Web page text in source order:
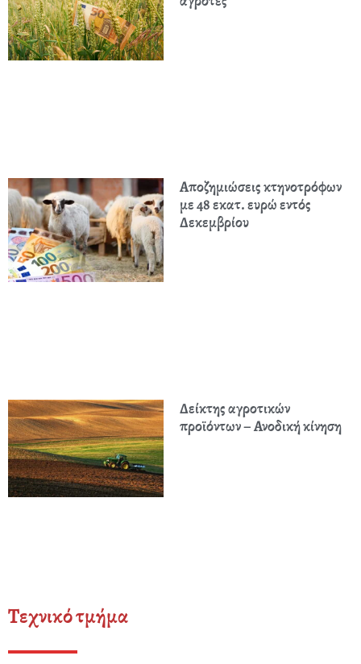
Αποζημιώσεις κτηνοτρόφων
με 48 εκατ. ευρώ εντός
Δεκεμβρίου
Δείκτης αγροτικών
προϊόντων – Ανοδική κίνηση
Τεχνικό τμήμα